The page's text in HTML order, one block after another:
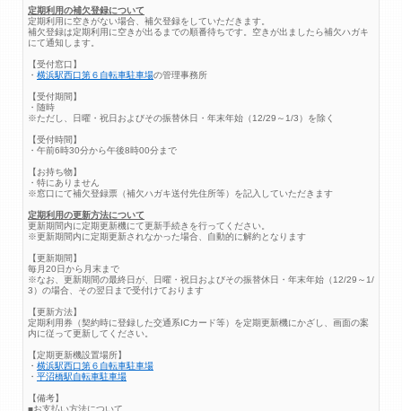
定期利用の補欠登録について
定期利用に空きがない場合、補欠登録をしていただきます。
補欠登録は定期利用に空きが出るまでの順番待ちです。空きが出ましたら補欠ハガキ
にて通知します。
【受付窓口】
・ 横浜駅西口第６自転車駐車場の管理事務所
【受付期間】
・随時
※ただし、日曜・祝日およびその振替休日・年末年始（12/29～1/3）を除く
【受付時間】
・午前6時30分から午後8時00分まで
【お持ち物】
・特にありません
※窓口にて補欠登録票（補欠ハガキ送付先住所等）を記入していただきます
定期利用の更新方法について
更新期間内に定期更新機にて更新手続きを行ってください。
※更新期間内に定期更新されなかった場合、自動的に解約となります
【更新期間】
毎月20日から月末まで
※なお、更新期間の最終日が、日曜・祝日およびその振替休日・年末年始（12/29～1/
3）の場合、その翌日まで受付けております
【更新方法】
定期利用券（契約時に登録した交通系ICカード等）を定期更新機にかざし、画面の案
内に従って更新してください。
【定期更新機設置場所】
・ 横浜駅西口第６自転車駐車場
・ 平沼橋駅自転車駐車場
【備考】
■お支払い方法について